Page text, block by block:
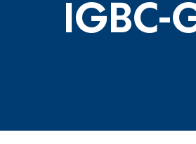
IGBC-